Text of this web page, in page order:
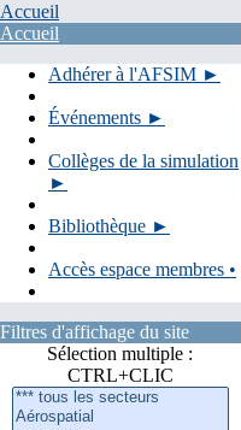
Accueil
Accueil
Adhérer à l'AFSIM ►
Événements ►
Collèges de la simulation
►
Bibliothèque ►
Accès espace membres •
Filtres d'affichage du site
Sélection multiple :
CTRL+CLIC